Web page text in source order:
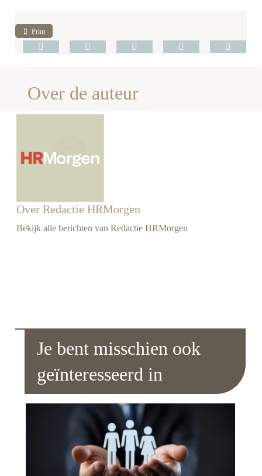
Print
Over de auteur
Over Redactie HRMorgen
Bekijk alle berichten van Redactie HRMorgen
Je bent misschien ook
geïnteresseerd in